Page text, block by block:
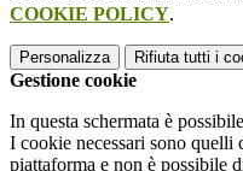
COOKIE POLICY.
Personalizza Rifiuta tutti i
Gestione cookie
In questa schermata è
I cookie necessari sono quelli
piattaforma e non è possibile